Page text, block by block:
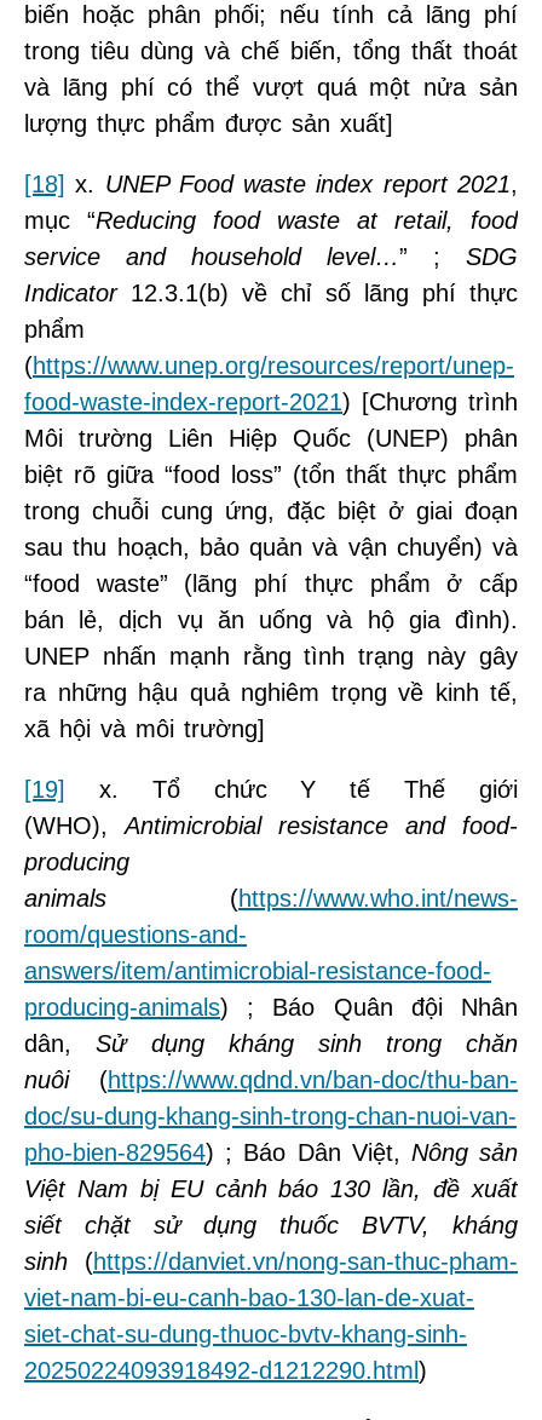
biến hoặc phân phối; nếu tính cả lãng phí
trong tiêu dùng và chế biến, tổng thất thoát
và lãng phí có thể vượt quá một nửa sản
lượng thực phẩm được sản xuất]
[18] x. UNEP Food waste index report 2021,
mục “Reducing food waste at retail, food
service and household level…” ; SDG
Indicator12.3.1(b) về chỉ số lãng phí thực
phẩm
(https://www.unep.org/resources/report/unep-
food-waste-index-report-2021) [Chương trình
Môi trường Liên Hiệp Quốc (UNEP) phân
biệt rõ giữa “food loss” (tổn thất thực phẩm
trong chuỗi cung ứng, đặc biệt ở giai đoạn
sau thu hoạch, bảo quản và vận chuyển) và
“food waste” (lãng phí thực phẩm ở cấp
bán lẻ, dịch vụ ăn uống và hộ gia đình).
UNEP nhấn mạnh rằng tình trạng này gây
ra những hậu quả nghiêm trọng về kinh tế,
xã hội và môi trường]
[19]
x. Tổ chức Y tế Thế giới
(WHO),Antimicrobial resistance and food-
producing
animals (https://www.who.int/news-
room/questions-and-
answers/item/antimicrobial-resistance-food-
producing-animals) ; Báo Quân đội Nhân
dân, Sử dụng kháng sinh trong chăn
nuôi(https://www.qdnd.vn/ban-doc/thu-ban-
doc/su-dung-khang-sinh-trong-chan-nuoi-van-
pho-bien-829564) ; Báo Dân Việt, Nông sản
Việt Nam bị EU cảnh báo 130 lần, đề xuất
siết chặt sử dụng thuốc BVTV, kháng
sinh (https://danviet.vn/nong-san-thuc-pham-
viet-nam-bi-eu-canh-bao-130-lan-de-xuat-
siet-chat-su-dung-thuoc-bvtv-khang-sinh-
20250224093918492-d1212290.html )